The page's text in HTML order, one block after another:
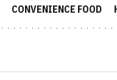
CONVENIENCE FOOD